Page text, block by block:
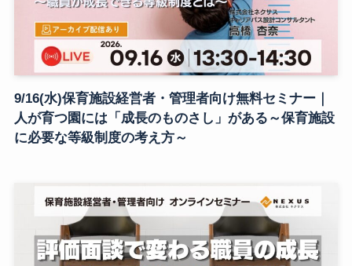
9/16(水)保育施設経営者・管理者向け無料セミナー｜
人が育つ園には「成長のものさし」がある～保育施設
に必要な等級制度の考え方～